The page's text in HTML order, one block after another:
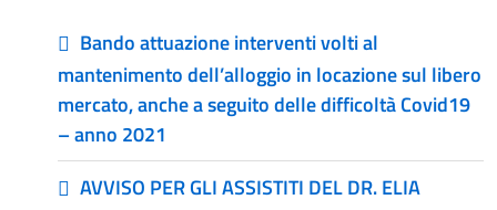
Bando attuazione interventi volti al
mantenimento dell’alloggio in locazione sul libero
mercato, anche a seguito delle difficoltà Covid19
– anno 2021
AVVISO PER GLI ASSISTITI DEL DR. ELIA